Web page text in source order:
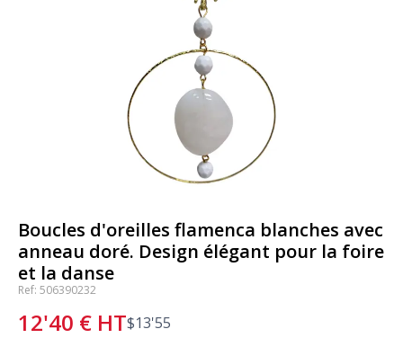
Boucles d'oreilles flamenca blanches avec
anneau doré. Design élégant pour la foire
et la danse
Ref: 506390232
12'40 € HT$13'55